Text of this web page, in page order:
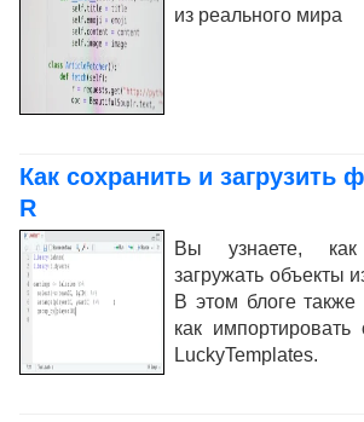
из реального мира
Как сохранить и загрузить
R
Вы узнаете,
загружать объекты
В этом блоге также
как
LuckyTemplates.